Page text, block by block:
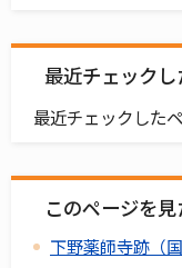
最近チェック
最近チェックした
このページを
下野薬師寺跡（